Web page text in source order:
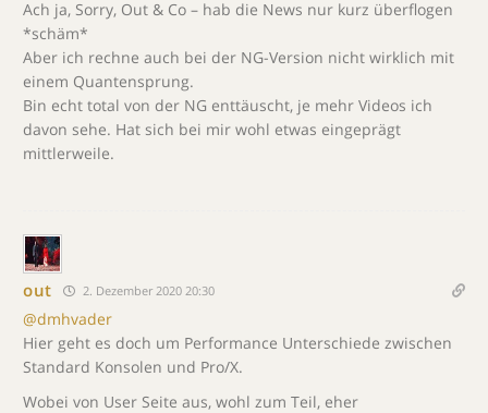
Ach ja, Sorry, Out & Co – hab die News nur kurz überflogen
*schäm*
Aber ich rechne auch bei der NG-Version nicht wirklich mit
einem Quantensprung.
Bin echt total von der NG enttäuscht, je mehr Videos ich
davon sehe. Hat sich bei mir wohl etwas eingeprägt
mittlerweile.
out 2. Dezember 2020 20:30
@dmhvader
Hier geht es doch um Performance Unterschiede zwischen
Standard Konsolen und Pro/X.
Wobei von User Seite aus, wohl zum Teil, eher